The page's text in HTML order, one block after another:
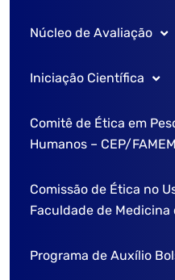
Comitê institucional
Comissão de pesquisa
Processo Seletivo
Seminário da Iniciação
Comitê Institucional
Comissão de pesquisa
Cronograma
Contato do PIBIC-EM
Núcleo de Avaliação
Caderno de Avaliação
Iniciação Científica
Regulamento Interno –
Diretrizes para Cadastro
Normas para Elaboração
Comitê de Ética em
Humanos – CEP/
Portaria dos Membros
Comissão de Ética no
Faculdade de Medicina
Programa de Auxílio